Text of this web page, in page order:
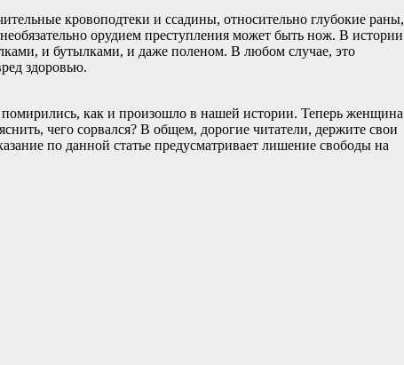
кровоподтеки и ссадины, относительно глубокие раны,
орудием преступления может быть нож. В истории
и бутылками, и даже поленом. В любом случае, это
здоровью.
как и произошло в нашей истории. Теперь женщина
чего сорвался? В общем, дорогие читатели, держите свои
по данной статье предусматривает лишение свободы на